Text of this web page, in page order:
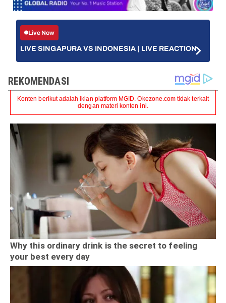
Live Now
LIVE SINGAPURA VS INDONESIA | LIVE REACTION